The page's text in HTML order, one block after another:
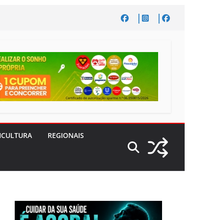
REGIONAIS